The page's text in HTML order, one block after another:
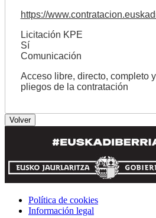
https://
Licitación KPE
Sí
Comunicación
Acceso libre, directo, completo
pliegos de la contratación
Política de cookies
Información legal